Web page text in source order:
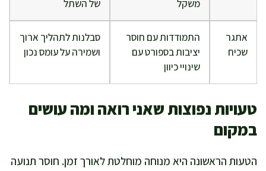
משקל
של השתל
אתגר
שכיח
התמודדות עם חוסר
יציבות בספורט עם
שינויי כיוון
סבלנות לתהליך ארוך
ושמירה על עומס נכון
טעויות נפוצות שאני רואה ומה עושים
במקום
הטעות הראשונה היא מנוחה מוחלטת לאורך זמן. חוסר תנועה